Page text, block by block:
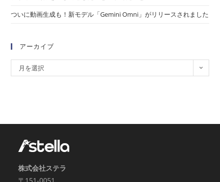
ついに動画生成も！新モデル「Gemini Omni」がリリースされました
アーカイブ
月を選択
株式会社ステラ
〒151-0051